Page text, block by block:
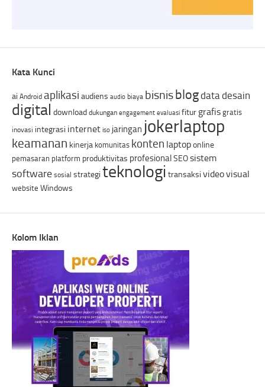
Kata Kunci
ai Android aplikasi audiens audio biaya bisnisblogdata desain
digital download dukungan engagement evaluasi fitur grafis gratis
inovasi integrasi internet iso jaringan jokerlaptop
keamanan kinerja komunitas konten laptoponline
pemasaran platform produktivitas profesionalSEOsistem
software sosial strategi teknologi transaksi videovisual
website Windows
Kolom Iklan